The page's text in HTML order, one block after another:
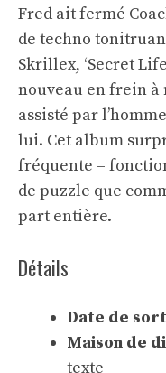
Fred ait fermé
de techno
Skrillex, ‘Secret
nouveau en frein
assisté par
lui. Cet album
fréquente –
de puzzle que
part entière.
Détails
Date de
Maison de
texte